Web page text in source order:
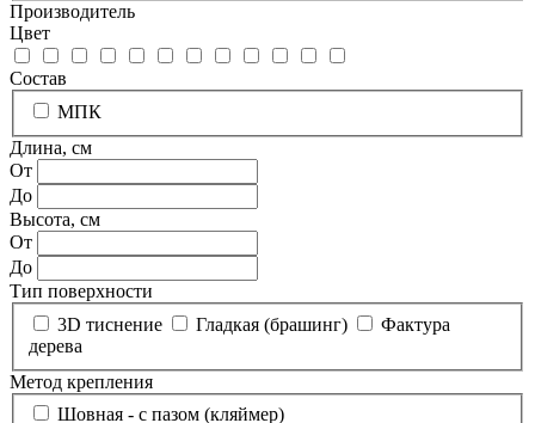
Производитель
Цвет
Состав
МПК
Длина, см
От
До
Высота, см
От
До
Тип поверхности
3D тиснение
Гладкая (брашинг)
Фактура
дерева
Метод крепления
Шовная - с пазом (кляймер)